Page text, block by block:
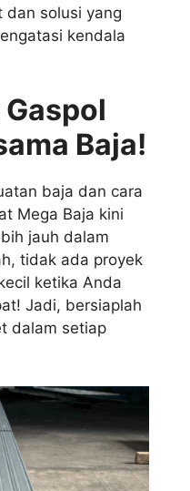
dan solusi yang
kendala
Baja!
baja dan cara
Mega Baja kini
jauh dalam
tidak ada proyek
ketika Anda
Jadi, bersiaplah
dalam setiap